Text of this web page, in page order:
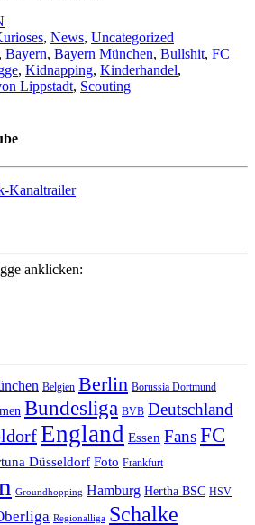
, News, Uncategorized
Bayern, Bayern München, Bullshit, FC
, Kidnapping, Kinderhandel,
Lippstadt, Scouting
anklicken:
Belgien Berlin Borussia Dortmund
Bundesliga BVB Deutschland
England Essen FansFC
Düsseldorf Foto Frankfurt
Groundhopping Hamburg Hertha BSC HSV
Regionalliga Schalke